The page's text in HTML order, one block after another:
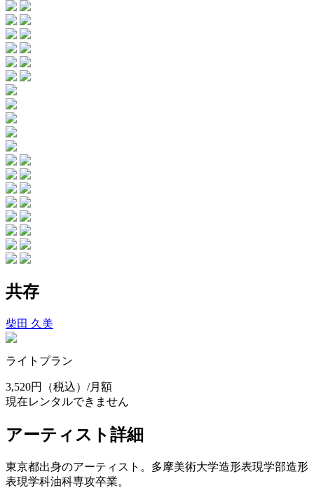
共存
柴田 久美
ライトプラン
3,520円
（税込）/月額
現在レンタルできません
アーティスト詳細
東京都出身のアーティスト。多摩美術大学造形表現学部造形
表現学科油科専攻卒業。